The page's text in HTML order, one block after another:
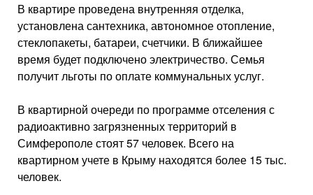
В квартире проведена внутренняя отделка,
установлена сантехника, автономное отопление,
стеклопакеты, батареи, счетчики. В ближайшее
время будет подключено электричество. Семья
получит льготы по оплате коммунальных услуг.
В квартирной очереди по программе отселения с
радиоактивно загрязненных территорий в
Симферополе стоят 57 человек. Всего на
квартирном учете в Крыму находятся более 15 тыс.
человек.